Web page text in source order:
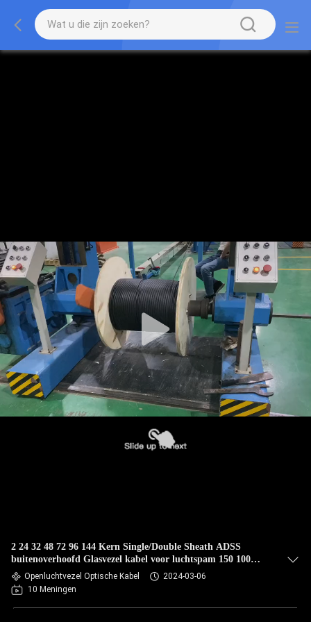
2 24 32 48 72 96 144 Kern Single/Double Sheath ADSS
buitenoverhoofd Glasvezel kabel voor luchtspam 150 100
200mOpenluchtvezel Optische Kabel
2024-03-06
10 Meningen